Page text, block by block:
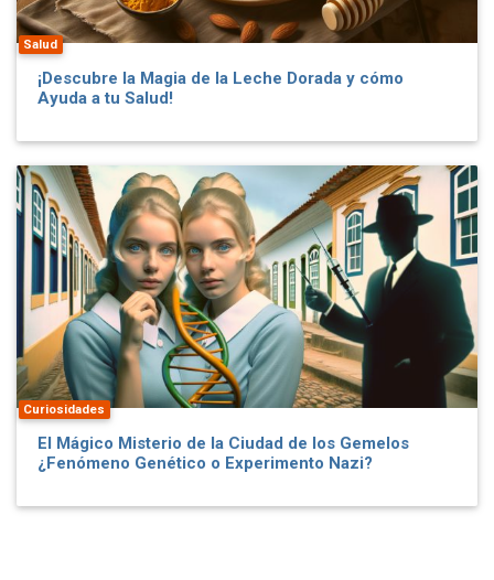
Salud
¡Descubre la Magia de la Leche Dorada y cómo
Ayuda a tu Salud!
Curiosidades
El Mágico Misterio de la Ciudad de los Gemelos
¿Fenómeno Genético o Experimento Nazi?